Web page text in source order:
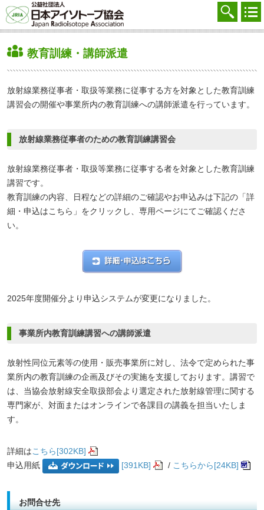
協会を知る
廃棄する
参加する
学ぶ・調べる
会員マイページ
採用
English
教育訓練・講師派遣
放射線業務従事者・取扱等業務に従事する方を対象とした教育訓練
講習会の開催や事業所内の教育訓練への講師派遣を行っています。
放射線業務従事者のための教育訓練講習会
放射線業務従事者・取扱等業務に従事する者を対象とした教育訓練
講習です。
教育訓練の内容、日程などの詳細のご確認やお申込みは下記の「詳
細・申込はこちら」をクリックし、専用ページにてご確認くださ
い。
2025年度開催分より申込システムが変更になりました。
事業所内教育訓練講習への講師派遣
放射性同位元素等の使用・販売事業所に対し、法令で定められた事
業所内の教育訓練の企画及びその実施を支援しております。講習で
は、当協会放射線安全取扱部会より選定された放射線管理に関する
専門家が、対面またはオンラインで各課目の講義を担当いたしま
す。
詳細はこちら[302KB]
申込用紙
[391KB] / こちらから[24KB]
お問合せ先